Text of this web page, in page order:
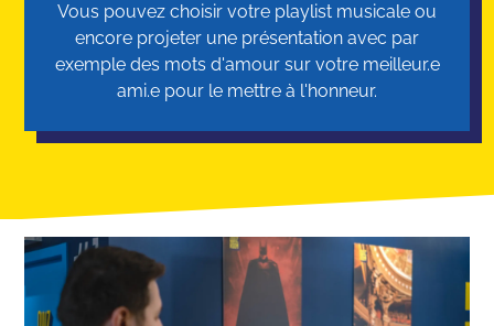
Vous pouvez choisir votre playlist musicale ou
encore projeter une présentation avec par
exemple des mots d'amour sur votre meilleur.e
ami.e pour le mettre à l'honneur.